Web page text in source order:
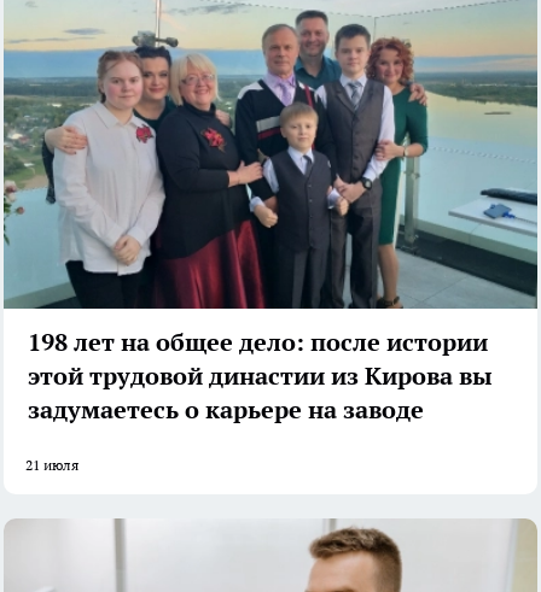
198 лет на общее дело: после истории
этой трудовой династии из Кирова вы
задумаетесь о карьере на заводе
21 июля